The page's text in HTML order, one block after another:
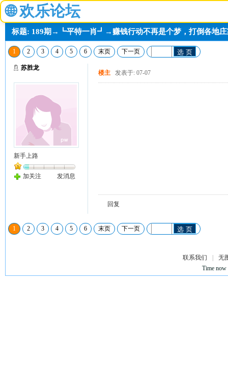
🌐 欢乐论坛
标题: 189期→┗平特一肖┛→赚钱行动不再是个梦，打倒各地庄
1 2 3 4 5 6 末页 下一页 选 页
苏胜龙
新手上路
加关注 发消息
楼主 发表于: 07-07
回复
1 2 3 4 5 6 末页 下一页 选 页
联系我们
无
Time now